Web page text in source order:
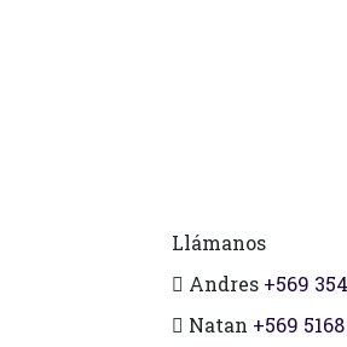
Llámanos
Andres +569
Natan +569